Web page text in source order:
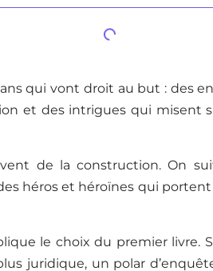
qui vont droit au but : des
et des intrigues qui misent
de la construction. On
héros et héroïnes qui portent
le choix du premier livre.
juridique, un polar